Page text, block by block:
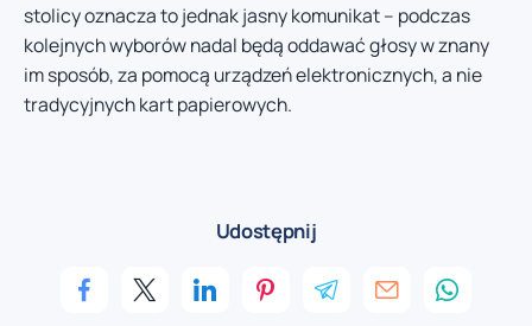
stolicy oznacza to jednak jasny komunikat – podczas
kolejnych wyborów nadal będą oddawać głosy w znany
im sposób, za pomocą urządzeń elektronicznych, a nie
tradycyjnych kart papierowych.
Udostępnij